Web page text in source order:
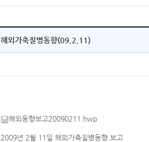
해외가축질병동향(09.2.11)
해외동향보고20090211.hwp
2009년 2월 11일 해외가축질병동향 보고